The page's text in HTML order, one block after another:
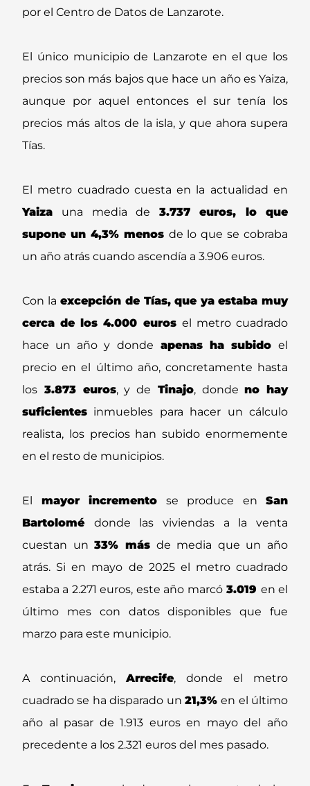
por el Centro de Datos de Lanzarote.
El único municipio de Lanzarote en el que los
precios son más bajos que hace un año es Yaiza,
aunque por aquel entonces el sur tenía los
precios más altos de la isla, y que ahora supera
Tías.
El metro cuadrado cuesta en la actualidad en
Yaiza una media de 3.737 euros, lo que
supone un 4,3% menos de lo que se cobraba
un año atrás cuando ascendía a 3.906 euros.
Con la excepción de Tías, que ya estaba muy
cerca de los 4.000 euros el metro cuadrado
hace un año y donde apenas ha subido el
precio en el último año, concretamente hasta
los 3.873 euros, y de Tinajo, dondeno hay
suficientes inmuebles para hacer un cálculo
realista, los precios han subido enormemente
en el resto de municipios.
El mayor incremento se produce en San
Bartolomé donde las viviendas a la venta
cuestan un33% másde media que un año
atrás. Si en mayo de 2025 el metro cuadrado
estaba a 2.271 euros, este año marcó3.019 en el
último mes con datos disponibles que fue
marzo para este municipio.
A continuación,Arrecife, donde el metro
cuadrado se ha disparado un 21,3%en el último
año al pasar de 1.913 euros en mayo del año
precedente a los 2.321 euros del mes pasado.